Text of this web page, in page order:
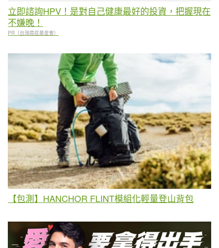
立即諮詢HPV！是對自己健康最好的投資，把握現在
不嫌晚！
PR（台灣癌症基金會）
【包測】HANCHOR FLINT模組化輕量登山背包